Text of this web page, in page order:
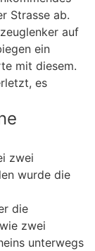
Strasse ab.
auf
ein
mit diesem.
es
zwei
wurde die
die
zwei
unterwegs